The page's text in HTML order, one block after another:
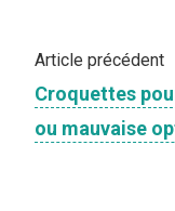
Article précédent
Croquettes
ou mauvaise